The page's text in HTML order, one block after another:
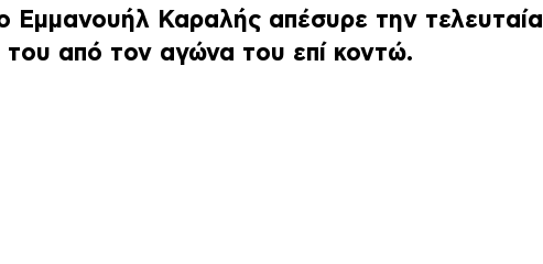
Εμμανουήλ Καραλής απέσυρε την τελευταία
του από τον αγώνα του επί κοντώ.